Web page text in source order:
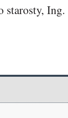
starosty,